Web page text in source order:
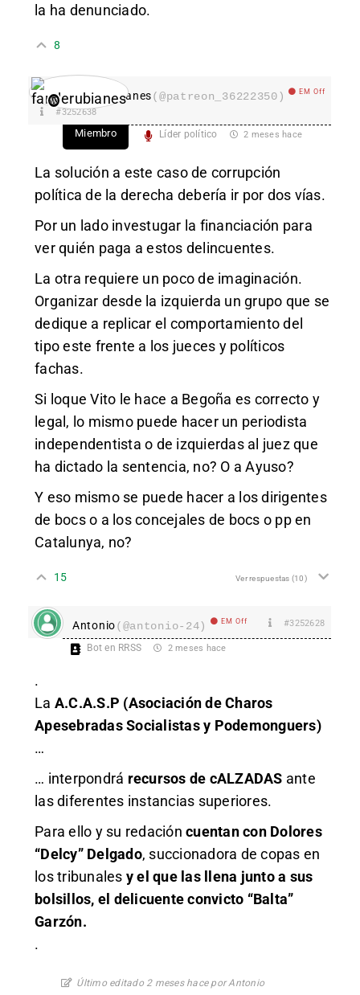
la ha denunciado.
8
fanderubianes(@patreon_36222350) EM Off
#3252638
Miembro Líder político 2 meses hace
La solución a este caso de corrupción
política de la derecha debería ir por dos vías.
Por un lado investugar la financiación para
ver quién paga a estos delincuentes.
La otra requiere un poco de imaginación.
Organizar desde la izquierda un grupo que se
dedique a replicar el comportamiento del
tipo este frente a los jueces y políticos
fachas.
Si loque Vito le hace a Begoña es correcto y
legal, lo mismo puede hacer un periodista
independentista o de izquierdas al juez que
ha dictado la sentencia, no? O a Ayuso?
Y eso mismo se puede hacer a los dirigentes
de bocs o a los concejales de bocs o pp en
Catalunya, no?
15 Ver respuestas (10)
Antonio(@antonio-24) EM Off #3252628
Bot en RRSS 2 meses hace
.
La A.C.A.S.P (Asociación de Charos
Apesebradas Socialistas y Podemonguers)
…
… interpondrá recursos de cALZADAS ante
las diferentes instancias superiores.
Para ello y su redación cuentan con Dolores
“Delcy” Delgado, succionadora de copas en
los tribunales y el que las llena junto a sus
bolsillos, el delicuente convicto “Balta”
Garzón.
.
Último editado 2 meses hace por Antonio